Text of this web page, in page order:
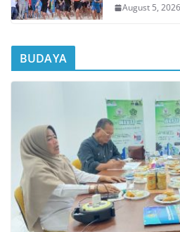
August 5, 2026
BUDAYA